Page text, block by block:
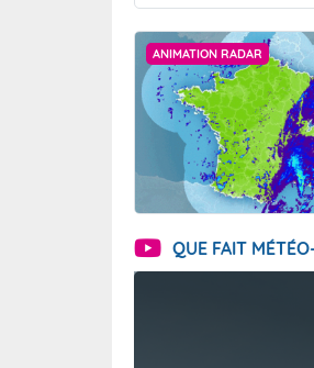
ANIMATION RADAR
QUE FAIT